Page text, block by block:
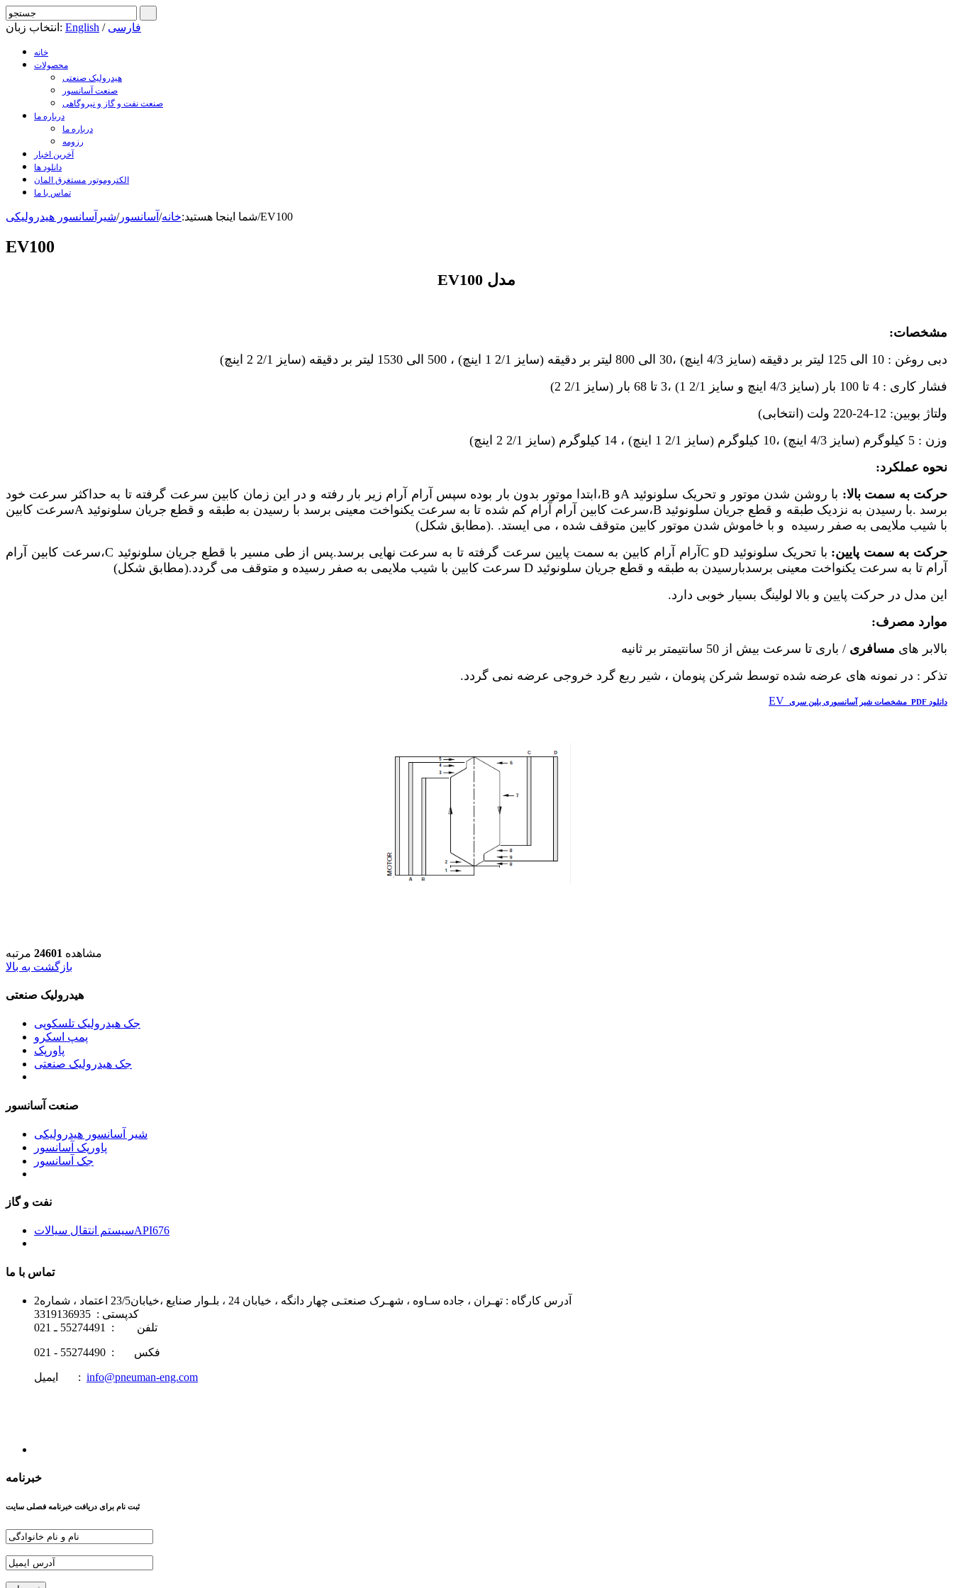
انتخاب زبان: English / فارسی
خانه
محصولات
هیدرولیک صنعتی
صنعت آسانسور
صنعت نفت و گاز و نیروگاهی
درباره ما
درباره ما
رزومه
آخرین اخبار
دانلود ها
الکتروموتور مستغرق المان
تماس با ما
شما اینجا هستید:خانه/ آسانسور/شیرآسانسور هیدرولیکی /EV100
EV100
مدل EV100
مشخصات:
دبی روغن : 10 الی 125 لیتر بر دقیقه (سایز 4/3 اینچ) ،30 الی 800 لیتر بر دقیقه (سایز 2/1 1 اینچ) ، 500 الی 1530 لیتر بر دقیقه (سایز 2/1 2 اینچ)
فشار کاری : 4 تا 100 بار (سایز 4/3 اینچ و سایز 2/1 1) ،3 تا 68 بار (سایز 2/1 2)
ولتاژ بوبین: 12-24-220 ولت (انتخابی)
وزن : 5 کیلوگرم (سایز 4/3 اینچ) ،10 کیلوگرم (سایز 2/1 1 اینچ) ، 14 کیلوگرم (سایز 2/1 2 اینچ)
نحوه عملکرد:
حرکت به سمت بالا: با روشن شدن موتور و تحریک سلونوئید Aو B،ابتدا موتور بدون بار بوده سپس آرام آرام زیر بار رفته و در این زمان کابین سرعت گرفته تا به حداکثر سرعت خود
برسد .با رسیدن به نزدیک طبقه و قطع جریان سلونوئید B،سرعت کابین آرام آرام کم شده تا به سرعت یکنواخت معینی برسد با رسیدن به طبقه و قطع جریان سلونوئید Aسرعت کابین
با شیب ملایمی به صفر رسیده و با خاموش شدن موتور کابین متوقف شده ، می ایستد. .(مطابق شکل)
حرکت به سمت پایین: با تحریک سلونوئیدDو Cآرام آرام کابین به سمت پایین سرعت گرفته تا به سرعت نهایی برسد.پس از طی مسیر با قطع جریان سلونوئید C،سرعت کابین آرام
آرام تا به سرعت یکنواخت معینی برسدبارسیدن به طبقه و قطع جریان سلونوئید D سرعت کابین با شیب ملایمی به صفر رسیده و متوقف می گردد.(مطابق شکل)
این مدل در حرکت پایین و بالا لولینگ بسیار خوبی دارد.
موارد مصرف:
بالابر های مسافری / باری تا سرعت بیش از 50 سانتیمتر بر ثانیه
تذکر : در نمونه های عرضه شده توسط شرکن پنومان ، شیر ربع گرد خروجی عرضه نمی گردد.
دانلود PDF مشخصات شیر آسانسوری بلین سری
مشاهده 24601 مرتبه
بازگشت به بالا
هیدرولیک صنعتی
جک هیدرولیک تلسکوپی
پمپ اسکرو
پاورپک
جک هیدرولیک صنعتی
صنعت آسانسور
شیر آسانسور هیدرولیکی
پاورپک آسانسور
جک آسانسور
نفت و گاز
سیستم انتقال سیالاتAPI676
تماس با ما
آدرس کارگاه : تهـران ، جاده سـاوه ، شهـرک صنعتـی چهار دانگه ، خیابان 24 ، بلـوار صنایع ،خیابان23/5 اعتماد ، شماره2
کدپستی : 3319136935
تلفن : 55274491 ـ 021
فکس : 55274490 - 021
ایمیل : info@pneuman-eng.com
خبرنامه
ثبت نام برای دریافت خبرنامه فصلی سایت